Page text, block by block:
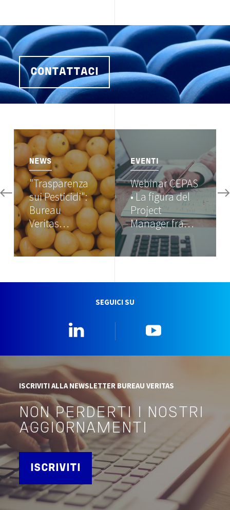
CONTATTACI
Image
NEWS
"Trasparenza
sui Pesticidi":
Bureau
Veritas…
Image
EVENTI
Webinar CEPAS
• La figura del
Project
Manager fra…
SEGUICI SU
ISCRIVITI ALLA NEWSLETTER BUREAU VERITAS
NON PERDERTI I NOSTRI
AGGIORNAMENTI
ISCRIVITI